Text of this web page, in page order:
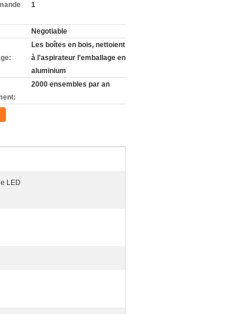
1
Negotiable
Les boîtes en bois, nettoient
à l'aspirateur l'emballage en
aluminium
2000 ensembles par an
LED